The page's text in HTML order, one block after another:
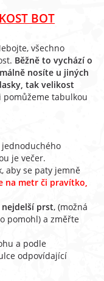
BOT
všechno
Běžně to vychází o
nosíte u jiných
tak velikost
pomůžeme tabulkou
je večer.
aby se paty jemně
na metr či pravítko,
prst, (možná
pomohl) a změřte
a podle
odpovídající